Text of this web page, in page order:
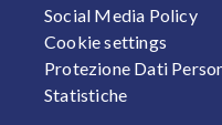
Social Media Policy
Cookie settings
Protezione Dati
Statistiche